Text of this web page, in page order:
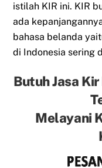
istilah KIR ini. KIR
ada
bahasa belanda
di Indonesia sering
Butuh Jasa
Melayani